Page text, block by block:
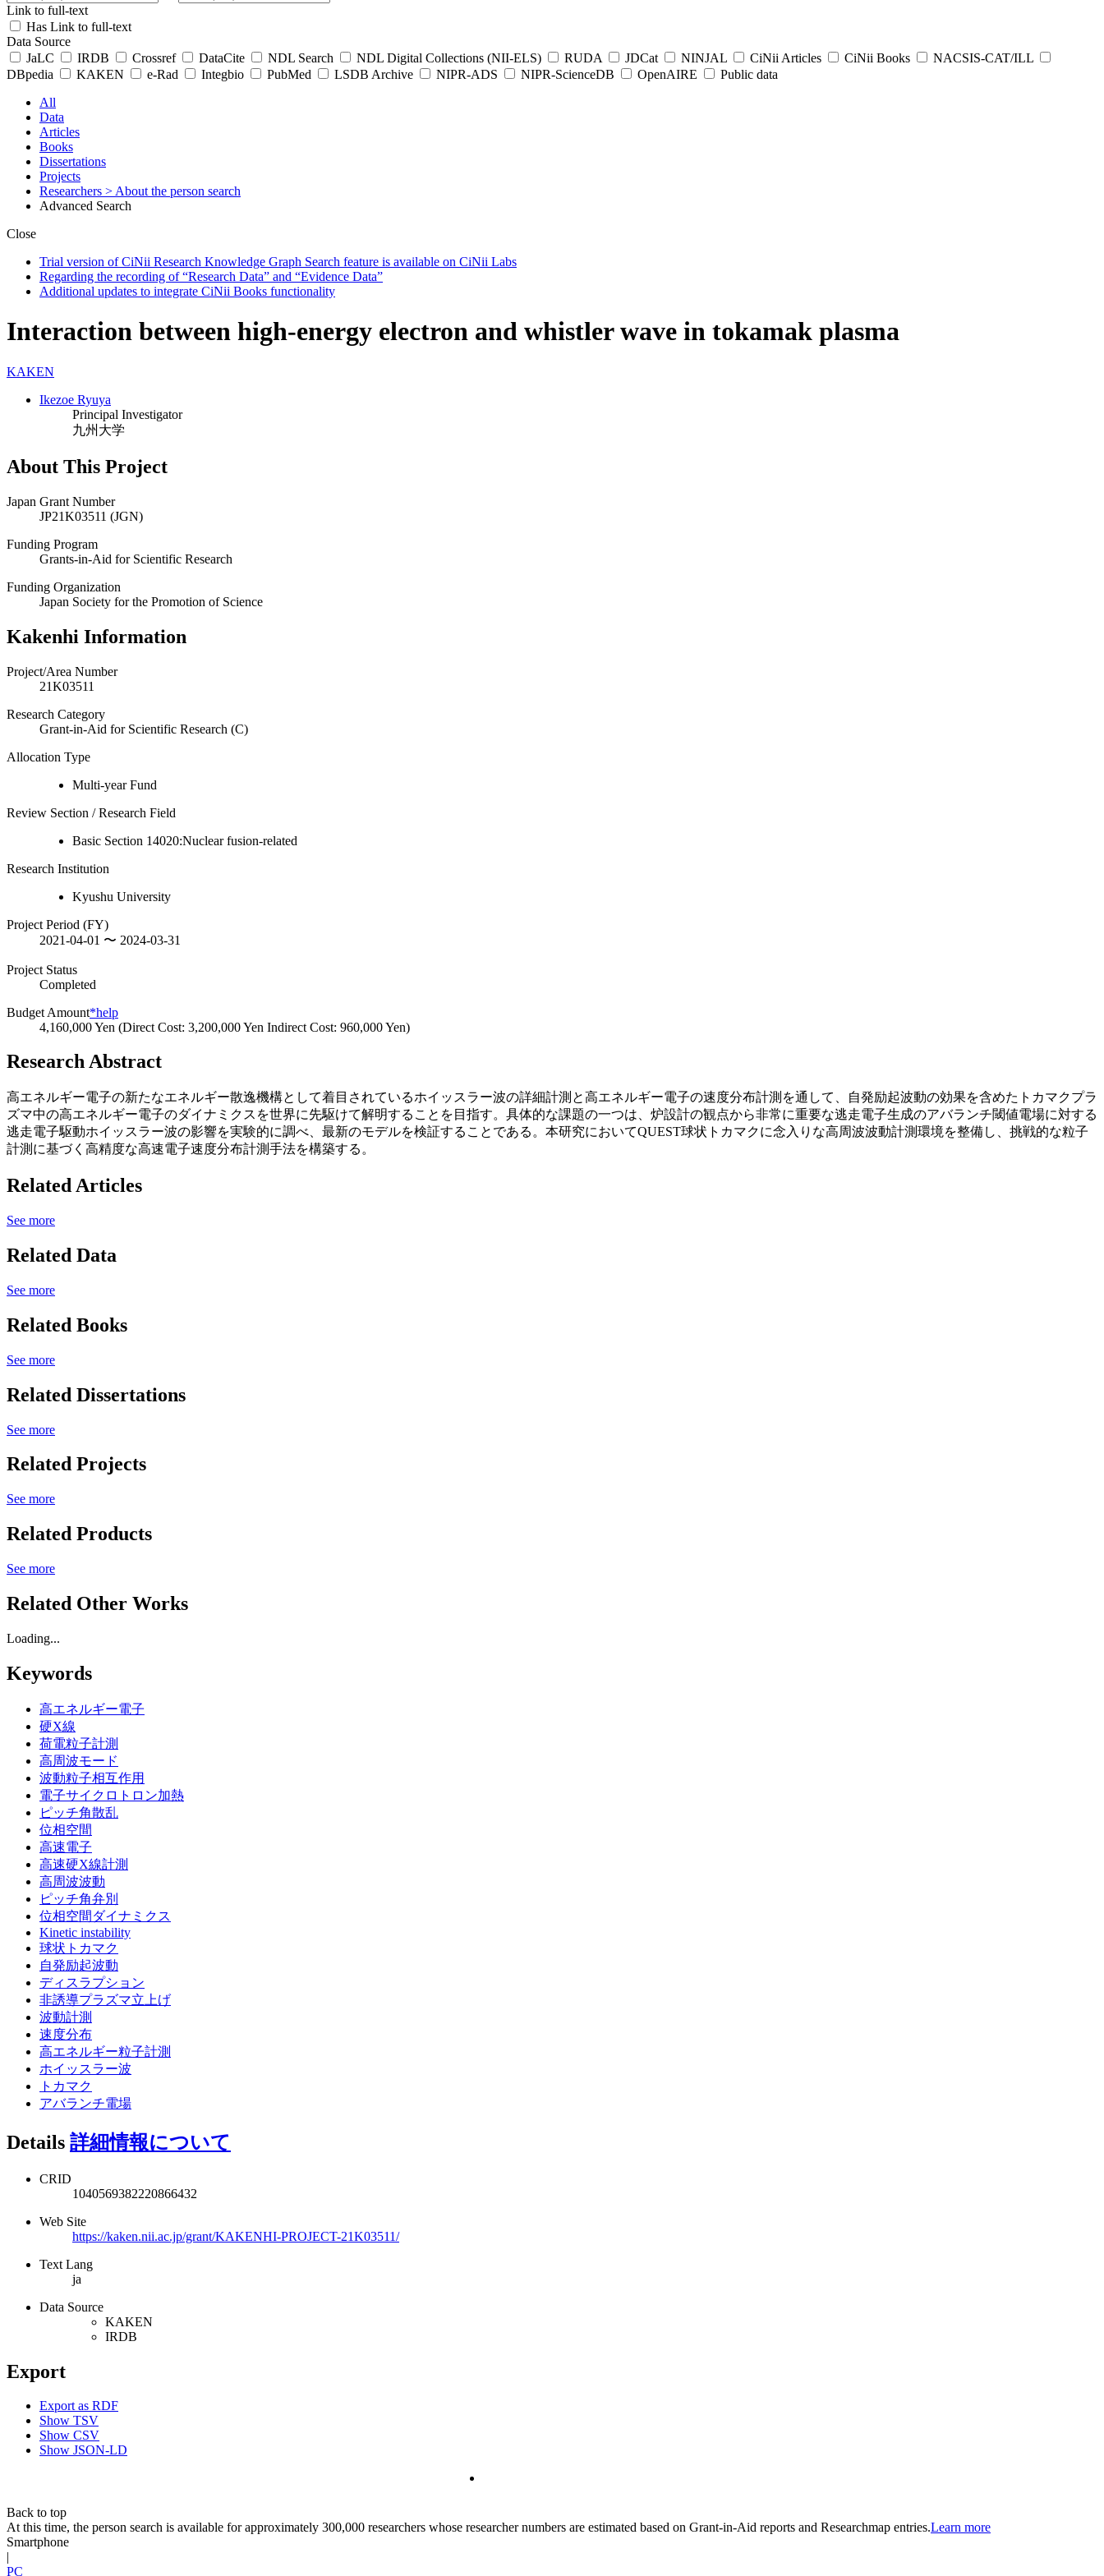
Link to full-text
Has Link to full-text
Data Source
JaLC
IRDB Crossref DataCite NDL Search NDL Digital Collections (NII-ELS) RUDA JDCat NINJAL CiNii Articles CiNii Books
NACSIS-CAT/ILL
DBpedia
KAKEN e-Rad Integbio PubMed LSDB Archive NIPR-ADS NIPR-ScienceDB OpenAIRE
Public data
All
Data
Articles
Books
Dissertations
Projects
Researchers > About the person search
Advanced Search
Close
Trial version of CiNii Research Knowledge Graph Search feature is available on CiNii Labs
Regarding the recording of “Research Data” and “Evidence Data”
Additional updates to integrate CiNii Books functionality
Interaction between high-energy electron and whistler wave in tokamak plasma
KAKEN
Ikezoe Ryuya
Principal Investigator
九州大学
About This Project
Japan Grant Number
JP21K03511 (JGN)
Funding Program
Grants-in-Aid for Scientific Research
Funding Organization
Japan Society for the Promotion of Science
Kakenhi Information
Project/Area Number
21K03511
Research Category
Grant-in-Aid for Scientific Research (C)
Allocation Type
Multi-year Fund
Review Section / Research Field
Basic Section 14020:Nuclear fusion-related
Research Institution
Kyushu University
Project Period (FY)
2021-04-01 〜 2024-03-31
Project Status
Completed
Budget Amount*help
4,160,000 Yen (Direct Cost: 3,200,000 Yen Indirect Cost: 960,000 Yen)
Research Abstract
高エネルギー電子の新たなエネルギー散逸機構として着目されているホイッスラー波の詳細計測と高エネルギー電子の速度分布計測を通して、自発励起波動の効果を含めたトカマクプラ
ズマ中の高エネルギー電子のダイナミクスを世界に先駆けて解明することを目指す。具体的な課題の一つは、炉設計の観点から非常に重要な逃走電子生成のアバランチ閾値電場に対する
逃走電子駆動ホイッスラー波の影響を実験的に調べ、最新のモデルを検証することである。本研究においてQUEST球状トカマクに念入りな高周波波動計測環境を整備し、挑戦的な粒子
計測に基づく高精度な高速電子速度分布計測手法を構築する。
Related Articles
See more
Related Data
See more
Related Books
See more
Related Dissertations
See more
Related Projects
See more
Related Products
See more
Related Other Works
Loading...
Keywords
高エネルギー電子
硬X線
荷電粒子計測
高周波モード
波動粒子相互作用
電子サイクロトロン加熱
ピッチ角散乱
位相空間
高速電子
高速硬X線計測
高周波波動
ピッチ角弁別
位相空間ダイナミクス
Kinetic instability
球状トカマク
自発励起波動
ディスラプション
非誘導プラズマ立上げ
波動計測
速度分布
高エネルギー粒子計測
ホイッスラー波
トカマク
アバランチ電場
Details 詳細情報について
CRID
1040569382220866432
Web Site
https://kaken.nii.ac.jp/grant/KAKENHI-PROJECT-21K03511/
Text Lang
ja
Data Source
KAKEN
IRDB
Export
Export as RDF
Show TSV
Show CSV
Show JSON-LD
Back to top
At this time, the person search is available for approximately 300,000 researchers whose researcher numbers are estimated based on Grant-in-Aid reports and Researchmap entries.Learn more
Smartphone
|
PC